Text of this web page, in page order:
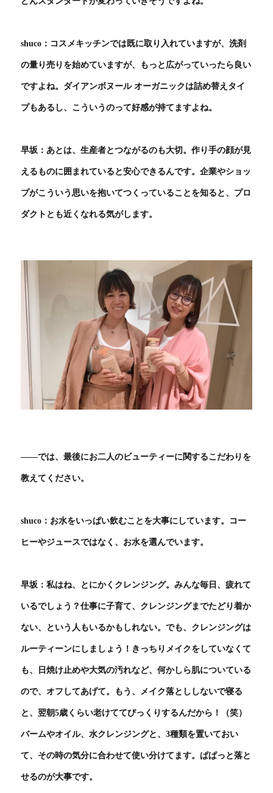
shuco：コスメキッチンでは既に取り入れていますが、洗剤
の量り売りを始めていますが、もっと広がっていったら良い
ですよね。ダイアンボヌール オーガニックは詰め替えタイ
プもあるし、こういうのって好感が持てますよね。
早坂：あとは、生産者とつながるのも大切。作り手の顔が見
えるものに囲まれていると安心できるんです。企業やショッ
プがこういう思いを抱いてつくっていることを知ると、プロ
ダクトとも近くなれる気がします。
――では、最後にお二人のビューティーに関するこだわりを
教えてください。
shuco：お水をいっぱい飲むことを大事にしています。コー
ヒーやジュースではなく、お水を選んでいます。
早坂：私はね、とにかくクレンジング。みんな毎日、疲れて
いるでしょう？仕事に子育て、クレンジングまでたどり着か
ない、という人もいるかもしれない。でも、クレンジングは
ルーティーンにしましょう！きっちりメイクをしていなくて
も、日焼け止めや大気の汚れなど、何かしら肌についている
ので、オフしてあげて。もう、メイク落とししないで寝る
と、翌朝5歳くらい老けててびっくりするんだから！（笑）
バームやオイル、水クレンジングと、3種類を置いておい
て、その時の気分に合わせて使い分けてます。ぱぱっと落と
せるのが大事です。